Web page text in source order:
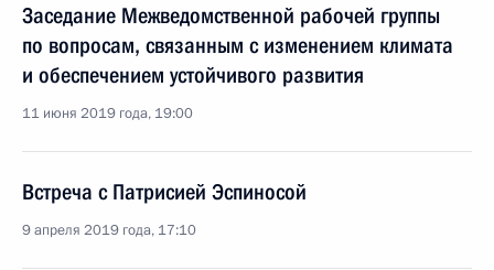
Заседание Межведомственной рабочей группы
по вопросам, связанным с изменением климата
и обеспечением устойчивого развития
11 июня 2019 года, 19:00
Встреча с Патрисией Эспиносой
9 апреля 2019 года, 17:10